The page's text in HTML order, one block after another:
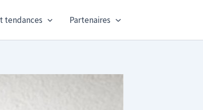
tendances Partenaires